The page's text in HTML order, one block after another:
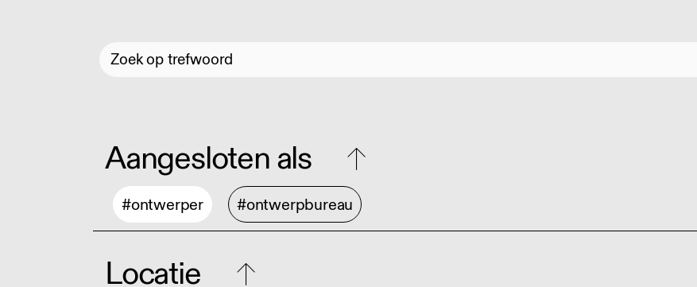
Aangesloten als
#ontwerper #ontwerpbureau
Locatie